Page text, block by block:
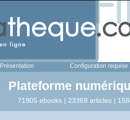
Présentation Configuration requise
Plateforme
71905 ebooks | 23369 articles |